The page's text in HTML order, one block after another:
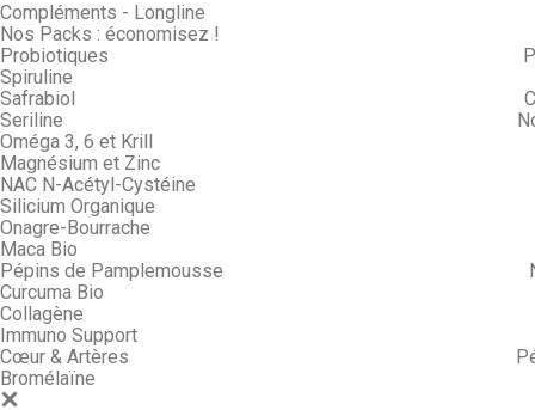
Compléments - Longline
Nos Packs : économisez !
Probiotiques
Spiruline
Safrabiol
Seriline
Oméga 3, 6 et Krill
Magnésium et Zinc
NAC N-Acétyl-Cystéine
Silicium Organique
Onagre-Bourrache
Maca Bio
Pépins de Pamplemousse
Curcuma Bio
Collagène
Immuno Support
Cœur & Artères
Bromélaïne